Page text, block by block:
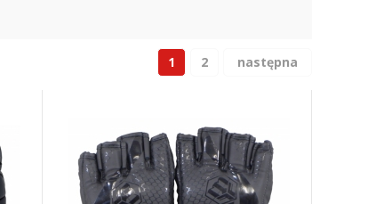
1 2 następna